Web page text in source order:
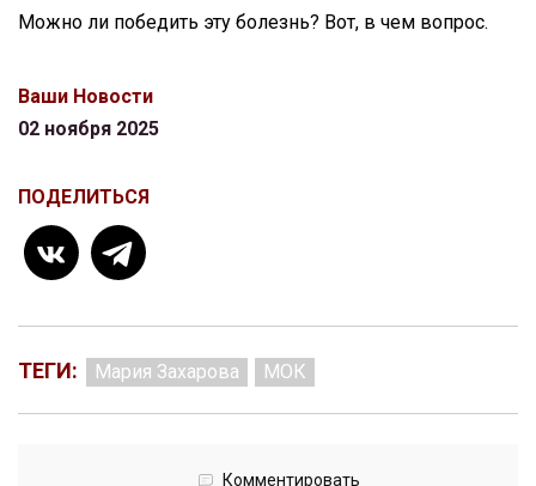
Можно ли победить эту болезнь? Вот, в чем вопрос.
Ваши Новости
02 ноября 2025
ПОДЕЛИТЬСЯ
ТЕГИ: Мария Захарова МОК
Комментировать